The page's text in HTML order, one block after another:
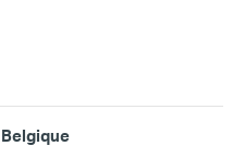
Belgique